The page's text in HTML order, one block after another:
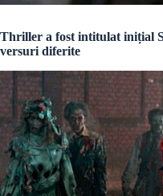
Thriller a fost intitulat inițial
versuri diferite